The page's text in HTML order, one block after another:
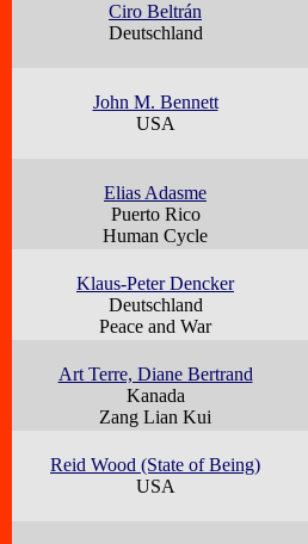
Ciro Beltrán
Deutschland
John M. Bennett
USA
Elias Adasme
Puerto Rico
Human Cycle
Klaus-Peter Dencker
Deutschland
Peace and War
Art Terre, Diane Bertrand
Kanada
Zang Lian Kui
Reid Wood (State of Being)
USA